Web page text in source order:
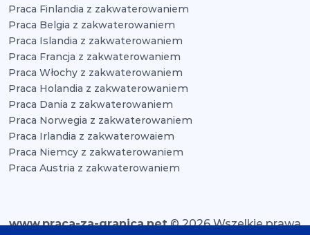
Praca Finlandia z zakwaterowaniem
Praca Belgia z zakwaterowaniem
Praca Islandia z zakwaterowaniem
Praca Francja z zakwaterowaniem
Praca Włochy z zakwaterowaniem
Praca Holandia z zakwaterowaniem
Praca Dania z zakwaterowaniem
Praca Norwegia z zakwaterowaniem
Praca Irlandia z zakwaterowaiem
Praca Niemcy z zakwaterowaniem
Praca Austria z zakwaterowaniem
www.praca-za-granica.net© 2026 Wszelkie prawa